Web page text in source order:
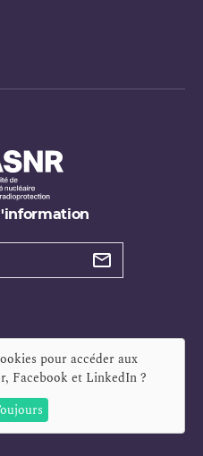
pour accéder aux
Facebook et LinkedIn?